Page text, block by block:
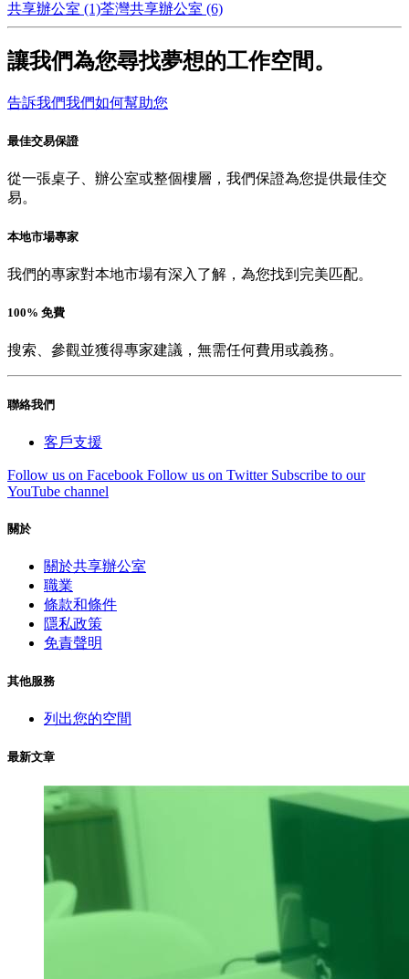
共享辦公室 (1)荃灣共享辦公室 (6)
讓我們為您尋找夢想的工作空間。
告訴我們我們如何幫助您
最佳交易保證
從一張桌子、辦公室或整個樓層，我們保證為您提供最佳交
易。
本地市場專家
我們的專家對本地市場有深入了解，為您找到完美匹配。
100% 免費
搜索、參觀並獲得專家建議，無需任何費用或義務。
聯絡我們
客戶支援
Follow us on Facebook Follow us on Twitter Subscribe to our
YouTube channel
關於
關於共享辦公室
職業
條款和條件
隱私政策
免責聲明
其他服務
列出您的空間
最新文章